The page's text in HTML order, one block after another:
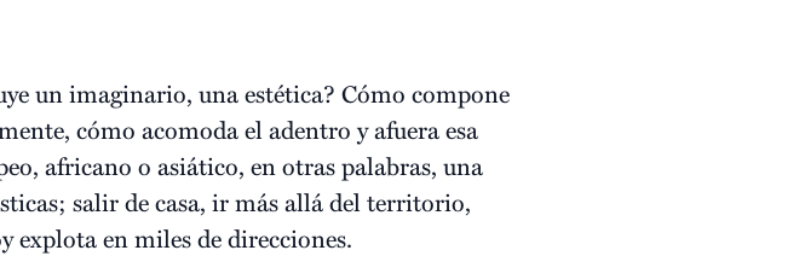
un imaginario, una estética? Cómo compone
cómo acomoda el adentro y afuera esa
africano o asiático, en otras palabras, una
salir de casa, ir más allá del territorio,
en miles de direcciones.